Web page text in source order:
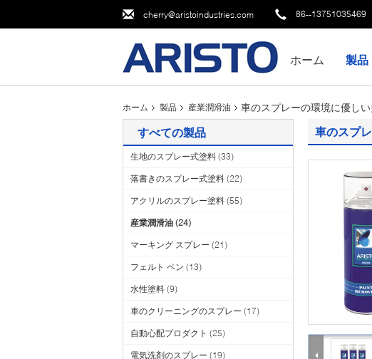
cherry@aristoindustries.com 86--13751035469
ホーム 製品
ホーム 製品 産業潤滑油 車のスプレーの環境に優し
すべての製品
生地のスプレー式塗料 (33)
落書きのスプレー式塗料 (22)
アクリルのスプレー塗料 (55)
産業潤滑油 (24)
マーキング スプレー (21)
フェルト ペン (13)
水性塗料 (9)
車のクリーニングのスプレー (17)
自動心配プロダクト (25)
電気洗剤のスプレー (19)
車のスプ